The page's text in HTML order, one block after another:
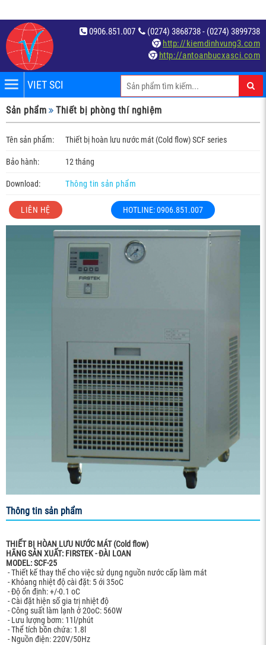
(0274) 3868738 - (0274) 3899738
0906.851.007
http://kiemdinhvung3.com
http://antoanbucxasci.com
VIET SCI
Sản phẩm Thiết bị phòng thí nghiệm
Tên sản phẩm: Thiết bị hoàn lưu nước mát (Cold flow) SCF series
Bảo hành: 12 tháng
Download: Thông tin sản phẩm
LIÊN HỆ HOTLINE: 0906.851.007
Thông tin sản phẩm
THIẾT BỊ HÒAN LƯU NƯỚC MÁT (Cold flow)
HÃNG SẢN XUẤT: FIRSTEK - ĐÀI LOAN
MODEL: SCF-25
- Thiết kế thay thế cho việc sử dụng nguồn nước cấp làm mát
- Khỏang nhiệt độ cài đặt: 5 ới 35oC
- Độ ổn định: +/-0.1 oC
- Cài đặt hiện số gia trị nhiệt độ
- Công suất làm lạnh ở 20oC: 560W
- Lưu lượng bơm: 11l/phút
- Thể tích bồn chứa: 1.8l
- Nguồn điện: 220V/50Hz